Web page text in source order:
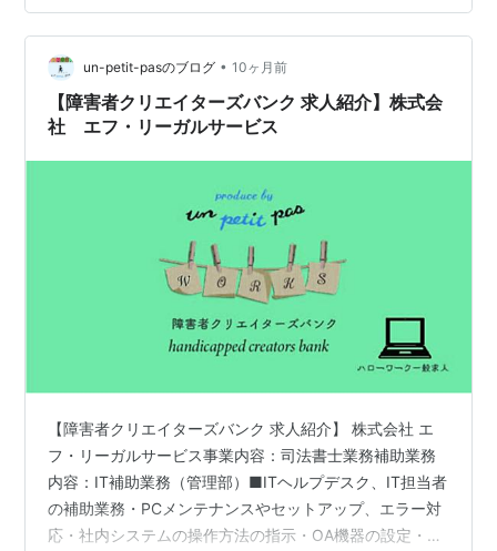
フ）』とは】利用者320万人を突破した、日本でトップ
クラス規模のLMS（学習管理シ…
un-petit-pasのブログ • 10ヶ月前
【障害者クリエイターズバンク 求人紹介】株式会
社 エフ・リーガルサービス
【障害者クリエイターズバンク 求人紹介】 株式会社 エ
フ・リーガルサービス事業内容：司法書士業務補助業務
内容：IT補助業務（管理部）■ITヘルプデスク、IT担当者
の補助業務・PCメンテナンスやセットアップ、エラー対
応・社内システムの操作方法の指示・OA機器の設定・HP